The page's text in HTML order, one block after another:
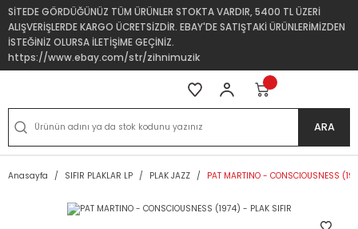
SİTEDE GÖRDÜĞÜNÜZ TÜM ÜRÜNLER STOKTA VARDIR, 5400 TL ÜZERİ
ALIŞVERİŞLERDE KARGO ÜCRETSİZDİR. EBAY'DE SATIŞTAKİ ÜRÜNLERİMİZDEN
İSTEĞİNİZ OLURSA İLETİŞİME GEÇİNİZ.
https://www.ebay.com/str/zihnimuzik
ARA
Anasayfa SIFIR PLAKLAR LP PLAK JAZZ PAT MARTINO - CONSCIOUSNESS